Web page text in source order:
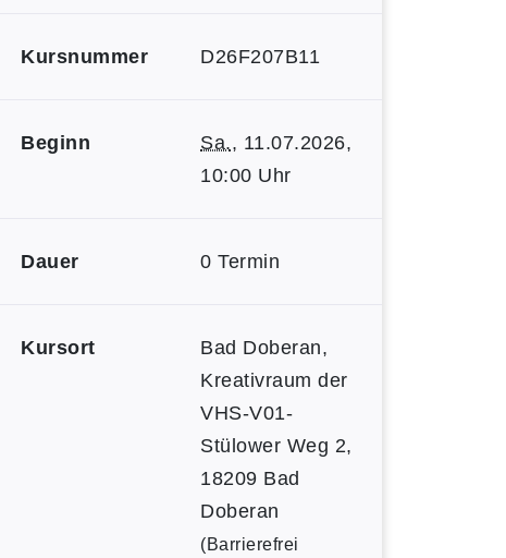
Kursnummer D26F207B11
Beginn Sa., 11.07.2026,
10:00 Uhr
Dauer 0 Termin
Kursort
Bad Doberan,
Kreativraum der
VHS-V01-
Stülower Weg 2,
18209 Bad
Doberan
(Barrierefrei